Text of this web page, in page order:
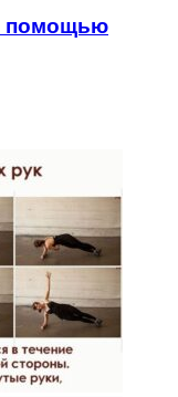
помощью